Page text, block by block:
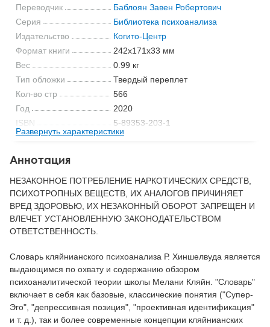
Переводчик
Баблоян Завен Робертович
Серия
Библиотека психоанализа
Издательство
Когито-Центр
Формат книги
242x171x33 мм
Вес
0.99 кг
Тип обложки
Твердый переплет
Кол-во стр
566
Год
2020
ISBN
5-89353-203-1
Код
14567
Развернуть характеристики
Аннотация
НЕЗАКОННОЕ ПОТРЕБЛЕНИЕ НАРКОТИЧЕСКИХ СРЕДСТВ,
ПСИХОТРОПНЫХ ВЕЩЕСТВ, ИХ АНАЛОГОВ ПРИЧИНЯЕТ
ВРЕД ЗДОРОВЬЮ, ИХ НЕЗАКОННЫЙ ОБОРОТ ЗАПРЕЩЕН И
ВЛЕЧЕТ УСТАНОВЛЕННУЮ ЗАКОНОДАТЕЛЬСТВОМ
ОТВЕТСТВЕННОСТЬ.
Словарь кляйнианского психоанализа Р. Хиншелвуда является
выдающимся по охвату и содержанию обзором
психоаналитической теории школы Мелани Кляйн. "Словарь"
включает в себя как базовые, классические понятия ("Супер-
Эго", "депрессивная позиция", "проективная идентификация"
и т. д.), так и более современные концепции кляйнианских